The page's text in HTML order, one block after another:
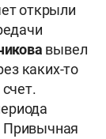
открыли
вывел
каких-то
Привычная